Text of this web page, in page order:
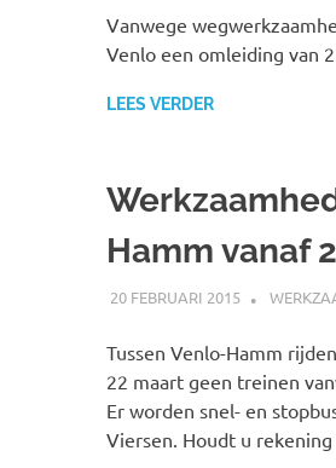
Vanwege
Venlo een omleiding van
LEES VERDER
Hamm vanaf
20 FEBRUARI 2015
Tussen Venlo-Hamm
22 maart geen treinen
Er worden snel- en
Viersen. Houdt u